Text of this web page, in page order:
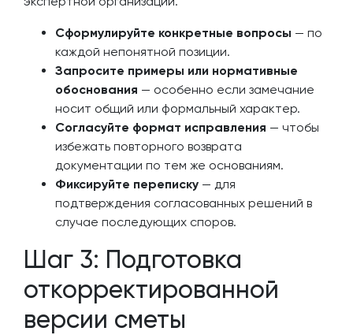
Сформулируйте конкретные вопросы — по
каждой непонятной позиции.
Запросите примеры или нормативные
обоснования — особенно если замечание
носит общий или формальный характер.
Согласуйте формат исправления — чтобы
избежать повторного возврата
документации по тем же основаниям.
Фиксируйте переписку — для
подтверждения согласованных решений в
случае последующих споров.
Шаг 3: Подготовка
откорректированной
версии сметы